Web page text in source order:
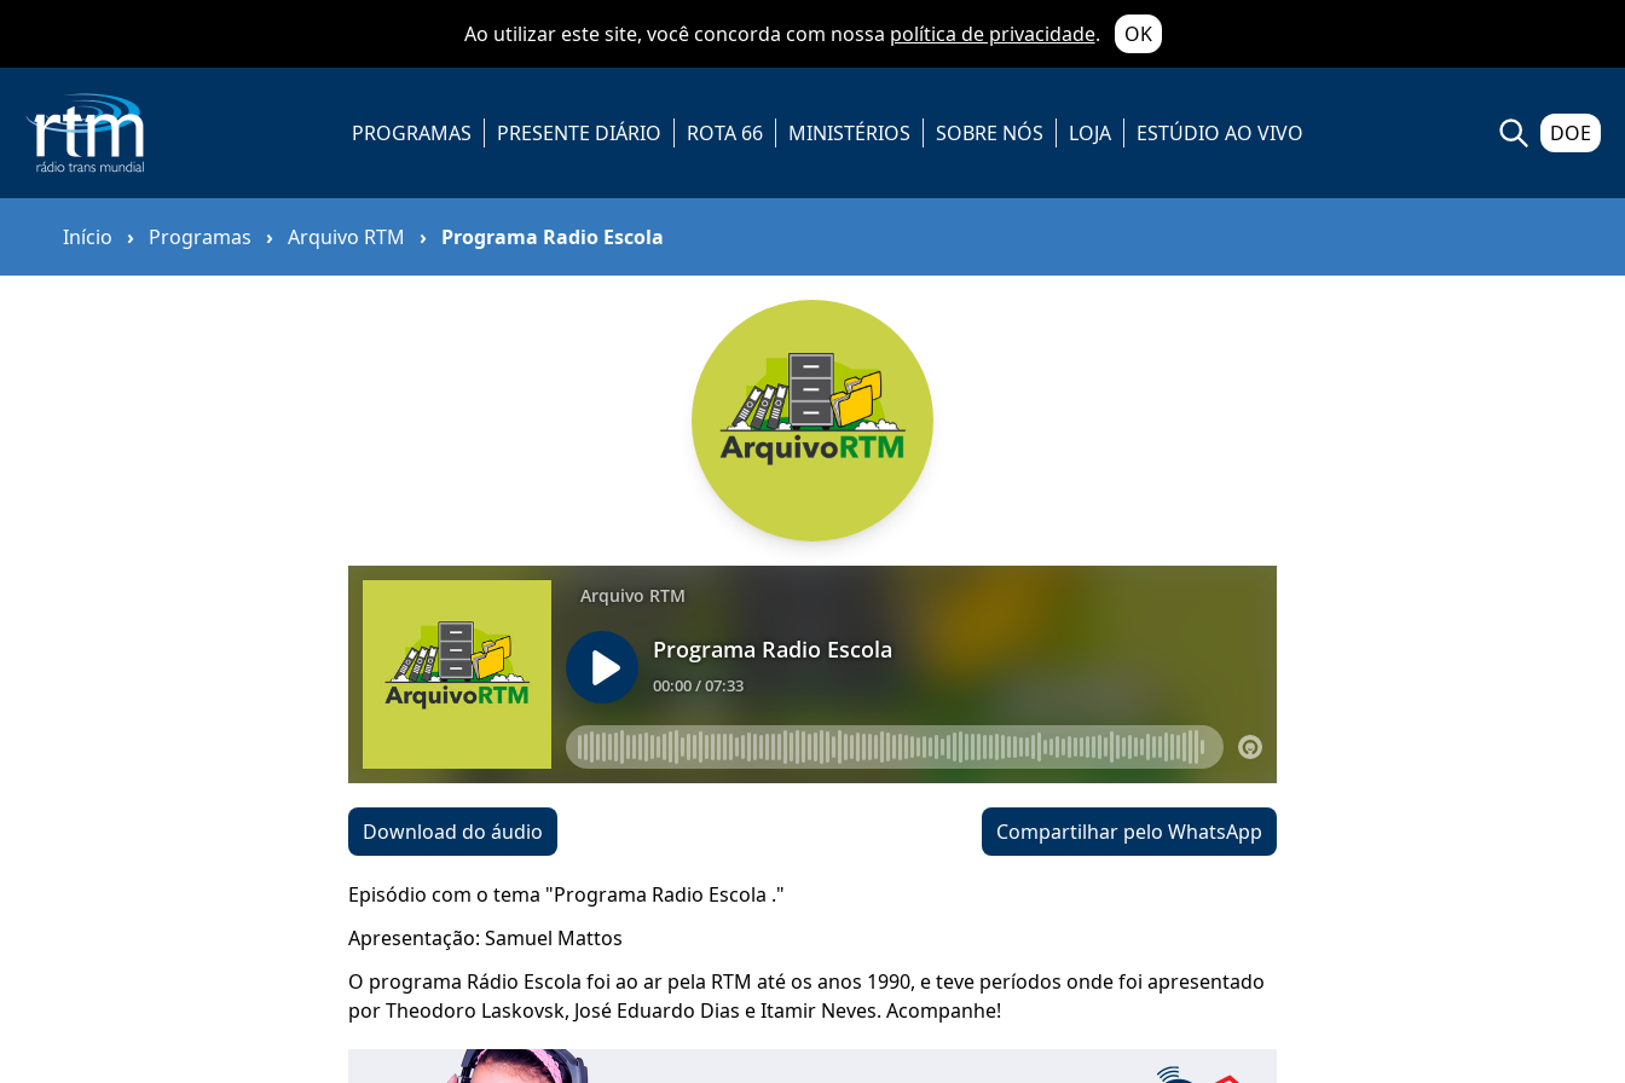
Ao utilizar este site, você concorda com nossa política de privacidade. OK
PROGRAMAS PRESENTE DIÁRIO ROTA 66 MINISTÉRIOS SOBRE NÓS LOJA ESTÚDIO AO VIVO DOE
Início › Programas › Arquivo RTM › Programa Radio Escola
Download do áudio Compartilhar pelo WhatsApp
Episódio com o tema "Programa Radio Escola ."
Apresentação: Samuel Mattos
O programa Rádio Escola foi ao ar pela RTM até os anos 1990, e teve períodos onde foi apresentado
por Theodoro Laskovsk, José Eduardo Dias e Itamir Neves. Acompanhe!